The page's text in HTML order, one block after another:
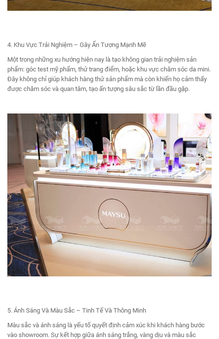
4. Khu Vực Trải Nghiệm – Gây Ấn Tượng Mạnh Mẽ
Một trong những xu hướng hiện nay là tạo không gian trải nghiệm sản
phẩm: góc test mỹ phẩm, thử trang điểm, hoặc khu vực chăm sóc da mini.
Đây không chỉ giúp khách hàng thử sản phẩm mà còn khiến họ cảm thấy
được chăm sóc và quan tâm, tạo ấn tượng sâu sắc từ lần đầu gặp.
5. Ánh Sáng Và Màu Sắc – Tinh Tế Và Thông Minh
Màu sắc và ánh sáng là yếu tố quyết định cảm xúc khi khách hàng bước
vào showroom. Sự kết hợp giữa ánh sáng trắng, vàng dịu và màu sắc